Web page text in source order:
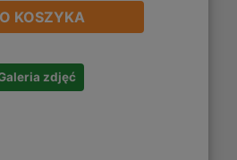
KOSZYKA
zdjęć